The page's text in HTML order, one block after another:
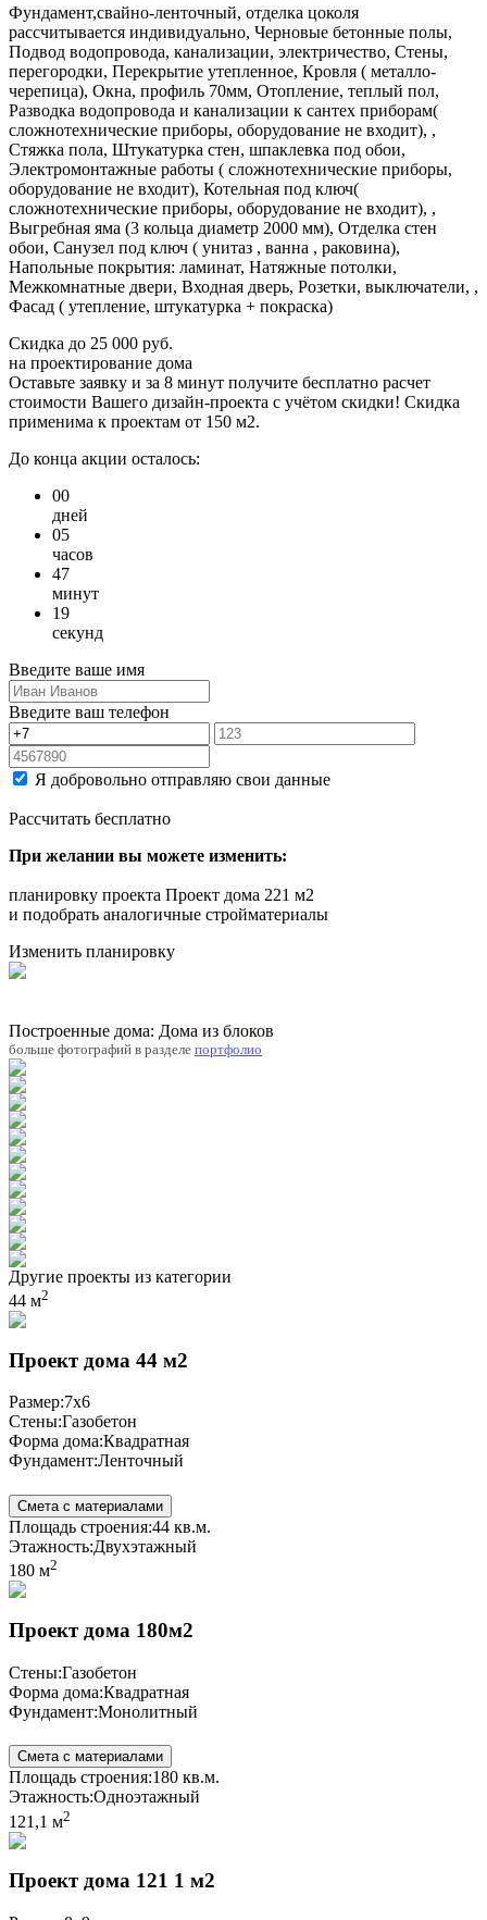
Фундамент,свайно-ленточный, отделка цоколя
рассчитывается индивидуально, Черновые бетонные полы,
Подвод водопровода, канализации, электричество, Стены,
перегородки, Перекрытие утепленное, Кровля ( металло-
черепица), Окна, профиль 70мм, Отопление, теплый пол,
Разводка водопровода и канализации к сантех приборам(
сложнотехнические приборы, оборудование не входит), ,
Стяжка пола, Штукатурка стен, шпаклевка под обои,
Электромонтажные работы ( сложнотехнические приборы,
оборудование не входит), Котельная под ключ(
сложнотехнические приборы, оборудование не входит), ,
Выгребная яма (3 кольца диаметр 2000 мм), Отделка стен
обои, Санузел под ключ ( унитаз , ванна , раковина),
Напольные покрытия: ламинат, Натяжные потолки,
Межкомнатные двери, Входная дверь, Розетки, выключатели, ,
Фасад ( утепление, штукатурка + покраска)
Скидка до 25 000 руб.
на проектирование дома
Оставьте заявку и за 8 минут получите бесплатно расчет
стоимости Вашего дизайн-проекта с учётом скидки! Скидка
применима к проектам от 150 м2.
До конца акции осталось:
00
дней
05
часов
47
минут
19
секунд
Введите ваше имя
Введите ваш телефон
Я добровольно отправляю свои данные
Рассчитать бесплатно
При желании вы можете изменить:
планировку проекта Проект дома 221 м2
и подобрать аналогичные стройматериалы
Изменить планировку
Построенные дома: Дома из блоков
больше фотографий в разделе портфолио
Другие проекты из категории
44 м2
Проект дома 44 м2
Размер:7x6
Стены:Газобетон
Форма дома:Квадратная
Фундамент:Ленточный
Смета с материалами
Площадь строения:44 кв.м.
Этажность:Двухэтажный
180 м2
Проект дома 180м2
Стены:Газобетон
Форма дома:Квадратная
Фундамент:Монолитный
Смета с материалами
Площадь строения:180 кв.м.
Этажность:Одноэтажный
121,1 м2
Проект дома 121 1 м2